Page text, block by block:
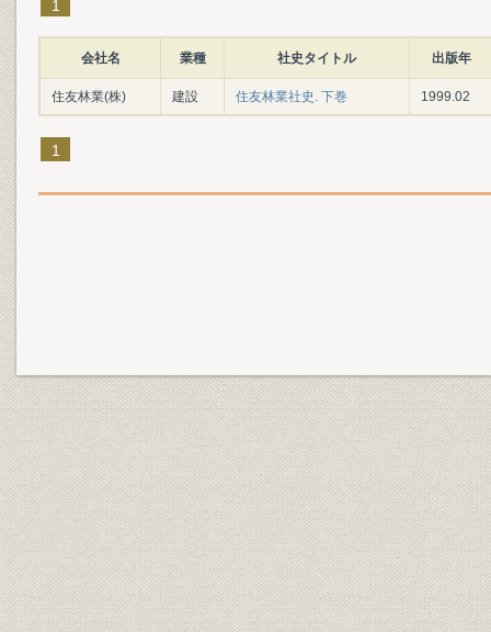
1
会社名 業種 社史タイトル 出版年
住友林業(株) 建設 住友林業社史. 下巻 1999.02
1